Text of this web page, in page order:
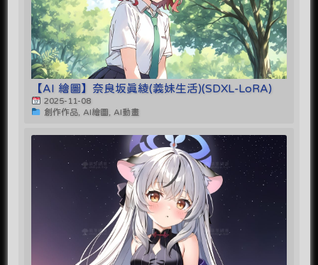
【AI 繪圖】奈良坂真綾(義妹生活)(SDXL-LoRA)
2025-11-08
創作作品, AI繪圖, AI動畫